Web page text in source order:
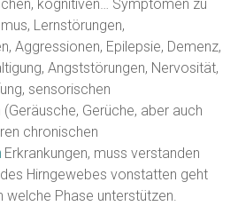
kognitiven… Symptomen zu
Lernstörungen,
Aggressionen, Epilepsie, Demenz,
Angststörungen, Nervosität,
sensorischen
Gerüche, aber auch
chronischen
Erkrankungen, muss verstanden
Hirngewebes vonstatten geht
welche Phase unterstützen.